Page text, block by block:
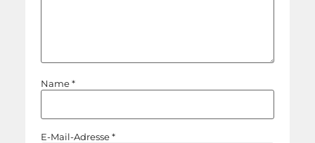
Name*
E-Mail-Adresse*